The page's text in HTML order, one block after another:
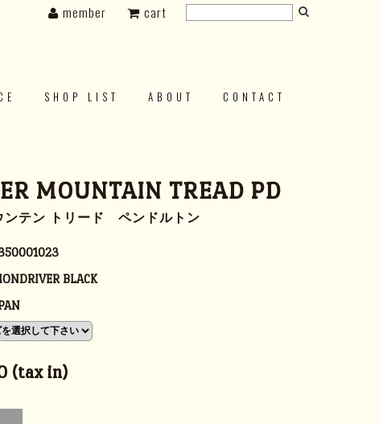
SHOP LIST ABOUT CONTACT
member cart
MOUNTAIN TREAD PD
ンテン トリード ペンドルトン
BLACK
(tax in)